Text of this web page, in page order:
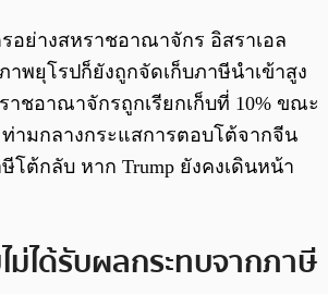
ย่างสหราชอาณาจักร อิสราเอล
าพยุโรปก็ยังถูกจัดเก็บภาษีนำเข้าสูง
ชอาณาจักรถูกเรียกเก็บที่ 10% ขณะ
ามกลางกระแสการตอบโต้จากจีน
โต้กลับ หาก Trump ยังคงเดินหน้า
ม่ได้รับผลกระทบจากภาษี